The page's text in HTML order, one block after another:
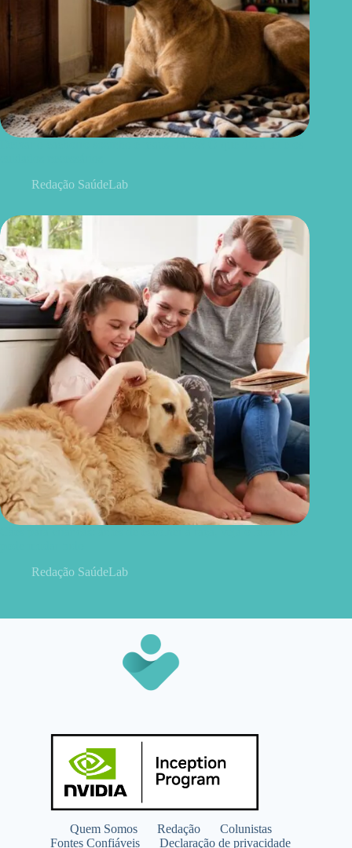
Redação SaúdeLab
Redação SaúdeLab
Quem Somos Redação
Colunistas
Fontes Confiáveis
Declaração de privacidade